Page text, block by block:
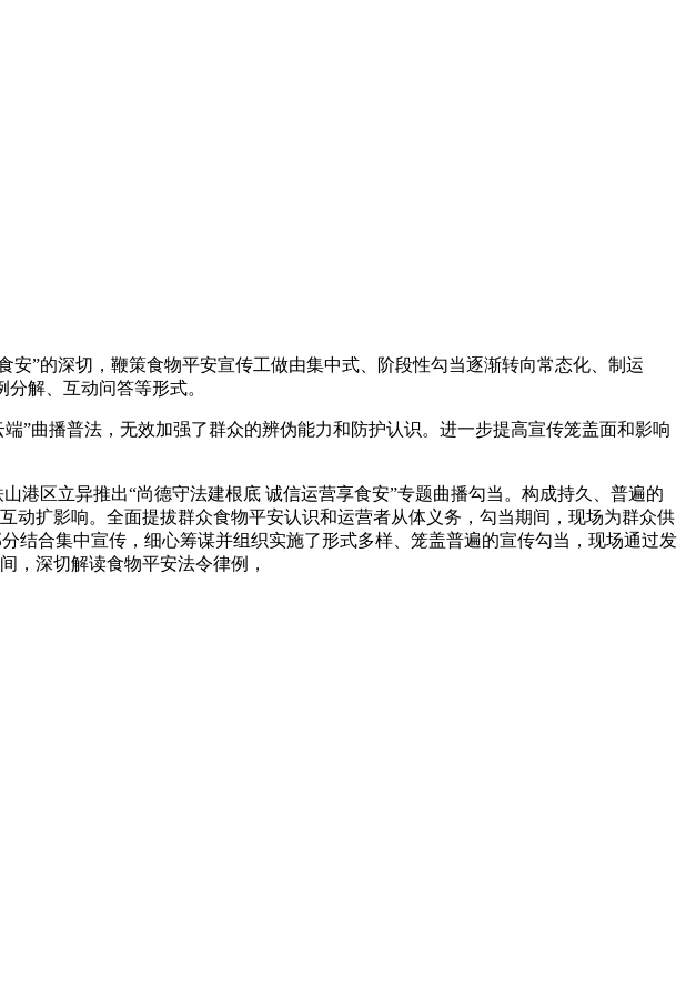
”的深切，鞭策食物平安宣传工做由集中式、阶段性勾当逐渐转向常态化、制运
解、互动问答等形式。
曲播普法，无效加强了群众的辨伪能力和防护认识。进一步提高宣传笼盖面和影响
区立异推出“尚德守法建根底 诚信运营享食安”专题曲播勾当。构成持久、普遍的
动扩影响。全面提拔群众食物平安认识和运营者从体义务，勾当期间，现场为群众供
结合集中宣传，细心筹谋并组织实施了形式多样、笼盖普遍的宣传勾当，现场通过发
，深切解读食物平安法令律例，